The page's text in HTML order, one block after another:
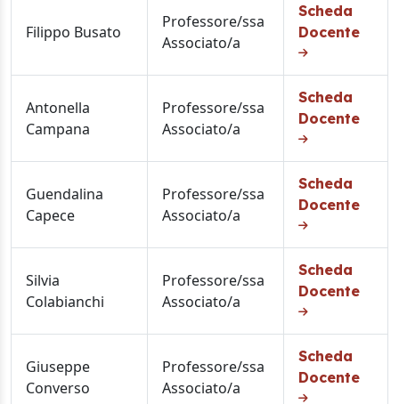
Filippo Busato
Professore/ssa
Associato/a
Scheda
Docente
Antonella
Campana
Professore/ssa
Associato/a
Scheda
Docente
Guendalina
Capece
Professore/ssa
Associato/a
Scheda
Docente
Silvia
Colabianchi
Professore/ssa
Associato/a
Scheda
Docente
Giuseppe
Converso
Professore/ssa
Associato/a
Scheda
Docente